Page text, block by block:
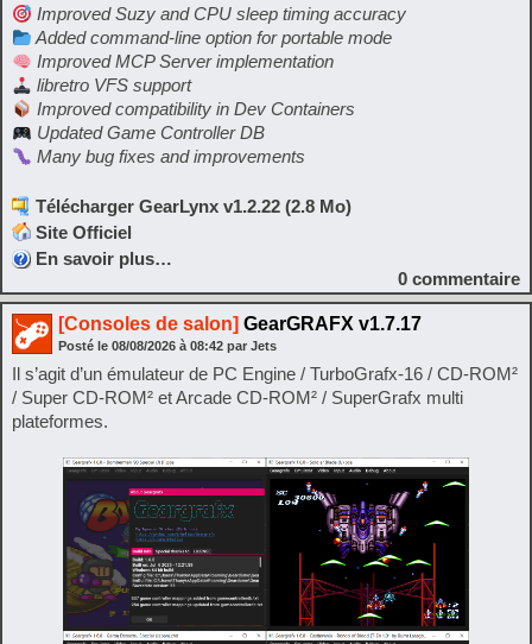
Improved Suzy and CPU sleep timing accuracy
Added command-line option for portable mode
Improved MCP Server implementation
libretro VFS support
Improved compatibility in Dev Containers
Updated Game Controller DB
Many bug fixes and improvements
Télécharger GearLynx v1.2.22 (2.8 Mo)
Site Officiel
En savoir plus…
0 commentaire
[Consoles de salon] GearGRAFX v1.7.17
Posté le 08/08/2026 à 08:42 par Jets
Il s’agit d’un émulateur de PC Engine / TurboGrafx-16 / CD-ROM²
/ Super CD-ROM² et Arcade CD-ROM² / SuperGrafx multi
plateformes.